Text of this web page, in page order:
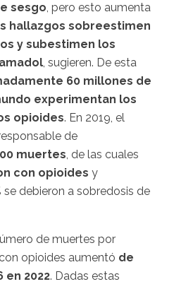
sesgo, pero esto aumenta
hallazgos sobreestimen
y subestimen los
, sugieren. De esta
60 millones de
experimentan los
opioides. En 2019, el
de
muertes, de las cuales
con opioides y
debieron a sobredosis de
de muertes por
opioides aumentó de
en 2022. Dadas estas